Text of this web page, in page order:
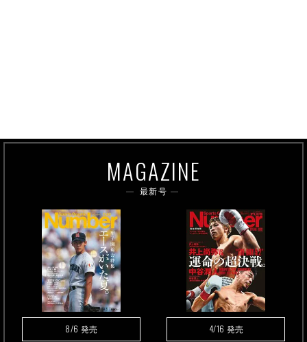
MAGAZINE
最新号
8/6 発売 4/16 発売